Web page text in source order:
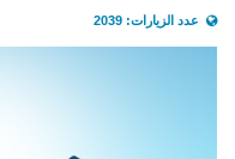
عدد الزيارات: 2039